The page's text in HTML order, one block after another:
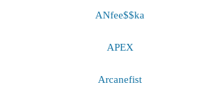
ANfee$$ka
APEX
Arcanefist